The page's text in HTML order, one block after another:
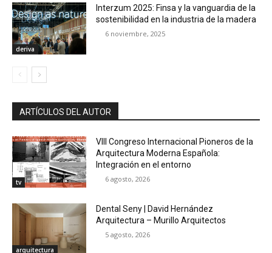
deriva
Interzum 2025: Finsa y la vanguardia de la
sostenibilidad en la industria de la madera
6 noviembre, 2025
ARTÍCULOS DEL AUTOR
tv
VIII Congreso Internacional Pioneros de la
Arquitectura Moderna Española:
Integración en el entorno
6 agosto, 2026
arquitectura
Dental Seny | David Hernández
Arquitectura – Murillo Arquitectos
5 agosto, 2026